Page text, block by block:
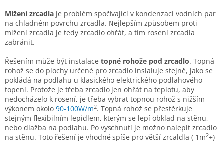
Mlžení zrcadla je problém spočívající v kondenzaci vodních par
na chladném povrchu zrcadla. Nejlepším způsobem proti
mlžení zrcadla je tedy zrcadlo ohřát, a tím rosení zrcadla
zabránit.
Řešením může být instalace topné rohože pod zrcadlo. Topná
rohož se do plochy určené pro zrcadlo inslaluje stejně, jako se
pokládá na podlahu u klasického elektrického podlahového
topení. Protože je třeba zrcadlo jen ohřát na teplotu, aby
nedocházelo k rosení, je třeba vybrat topnou rohož s nižším
výkonem okolo 90-100W/m2. Topná rohož se přestěrkuje
stejným flexibilním lepidlem, kterým se lepí obklad na stěnu,
nebo dlažba na podlahu. Po vyschnutí je možno nalepit zrcadlo
na stěnu. Toto řešení je vhodné spíše pro větší zrcaldla ( 1m2+)